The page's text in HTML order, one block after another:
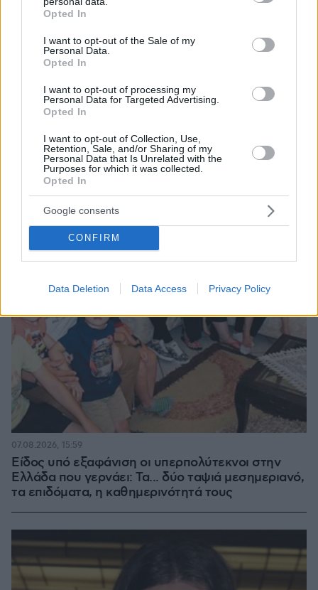
grant or deny consent to Google and its third-party tags to
use your data for below specified purposes in below Google
consent section.
Opted In
I want to opt-out of the Sale of my
Personal Data.
Opted In
I want to opt-out of processing my
Personal Data for Targeted Advertising.
Opted In
I want to opt-out of Collection, Use,
Retention, Sale, and/or Sharing of my
Personal Data that Is Unrelated with the
Purposes for which it was collected.
Opted In
Google consents
CONFIRM
Data Deletion Data Access Privacy Policy
«Πόσα θέλεις για το κορίτσι;»: Τουρίστας στην
Κρήτη ζητά... τιμή για να ασελγήσει σε ανήλικη, τι
καταγγέλλει ο ιδιοκτήτης επιχείρησης
07.08.2026, 18:22
Είδος υπό εξαφάνιση οι υπερπολύτεκνοι στην
Ελλάδα που γερνάει: Τα... δύο ταψιά μεσημεριανό,
τα επιδόματα, η καθημερινότητά τους
07.08.2026, 15:59